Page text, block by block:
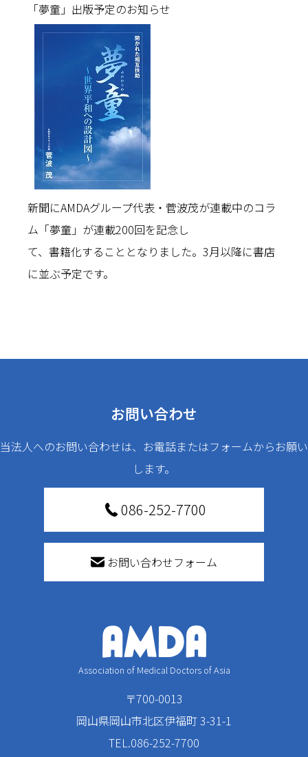
「夢童」出版予定のお知らせ
新聞にAMDAグループ代表・菅波茂が連載中のコラ
ム「夢童」が連載200回を記念し
て、書籍化することとなりました。3月以降に書店
に並ぶ予定です。
お問い合わせ
当法人へのお問い合わせは、お電話またはフォームからお願い
します。
086-252-7700
お問い合わせフォーム
Association of Medical Doctors of Asia
〒700-0013
岡山県岡山市北区伊福町 3-31-1
TEL.086-252-7700